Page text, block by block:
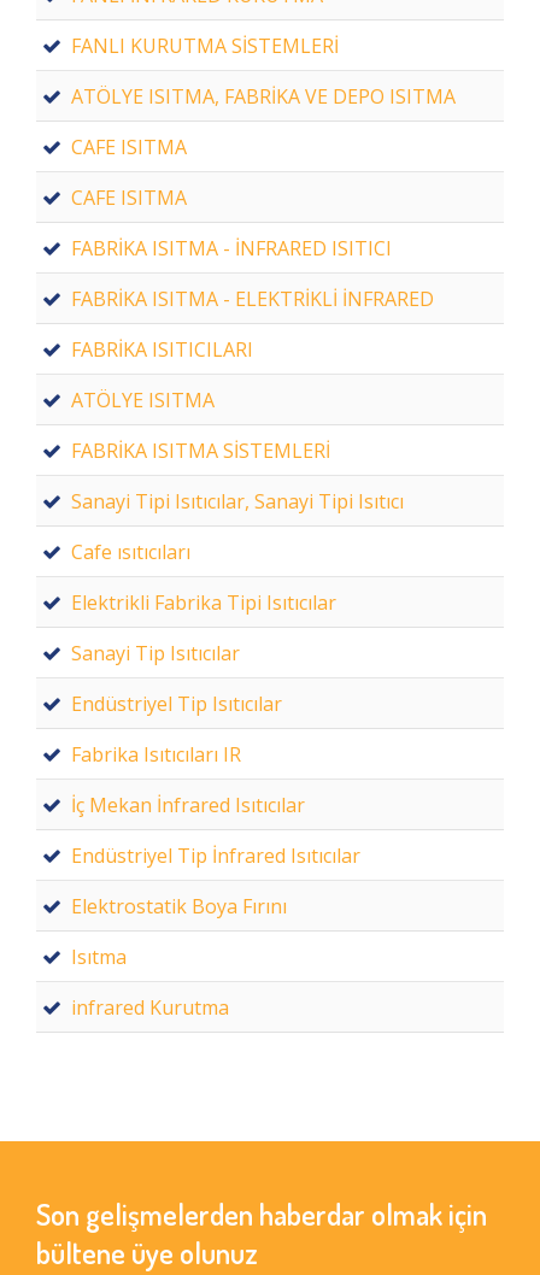
FANLI KURUTMA SİSTEMLERİ
ATÖLYE ISITMA, FABRİKA VE DEPO ISITMA
CAFE ISITMA
CAFE ISITMA
FABRİKA ISITMA - İNFRARED ISITICI
FABRİKA ISITMA - ELEKTRİKLİ İNFRARED
FABRİKA ISITICILARI
ATÖLYE ISITMA
FABRİKA ISITMA SİSTEMLERİ
Sanayi Tipi Isıtıcılar, Sanayi Tipi Isıtıcı
Cafe ısıtıcıları
Elektrikli Fabrika Tipi Isıtıcılar
Sanayi Tip Isıtıcılar
Endüstriyel Tip Isıtıcılar
Fabrika Isıtıcıları IR
İç Mekan İnfrared Isıtıcılar
Endüstriyel Tip İnfrared Isıtıcılar
Elektrostatik Boya Fırını
Isıtma
infrared Kurutma
Son gelişmelerden haberdar olmak için
bültene üye olunuz